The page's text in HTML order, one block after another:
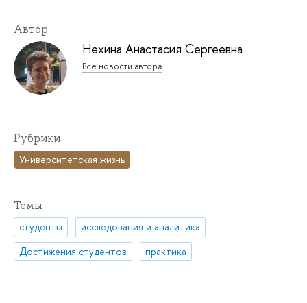
Автор
Нехина Анастасия Сергеевна
Все новости автора
Рубрики
Университетская жизнь
Темы
студенты
исследования и аналитика
Достижения студентов
практика